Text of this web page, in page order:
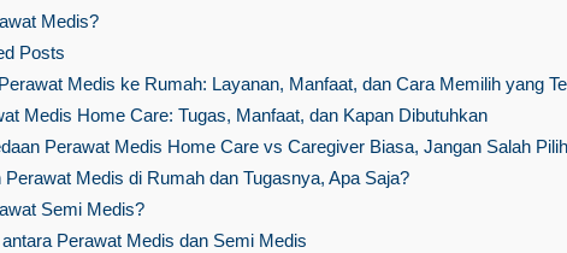
Medis?
Posts
Medis ke Rumah: Layanan, Manfaat, dan Cara Memilih yang
Medis Home Care: Tugas, Manfaat, dan Kapan Dibutuhkan
Perawat Medis Home Care vs Caregiver Biasa, Jangan Salah
Medis di Rumah dan Tugasnya, Apa Saja?
Semi Medis?
Perawat Medis dan Semi Medis